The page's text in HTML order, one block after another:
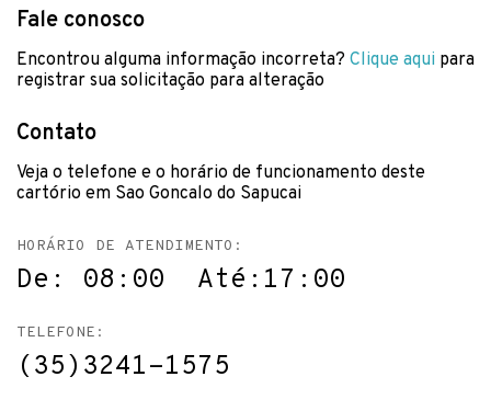
Fale conosco
Encontrou alguma informação incorreta? Clique aqui para
registrar sua solicitação para alteração
Contato
Veja o telefone e o horário de funcionamento deste
cartório em Sao Goncalo do Sapucai
HORÁRIO DE ATENDIMENTO:
De: 08:00 Até:17:00
TELEFONE:
(35)3241-1575